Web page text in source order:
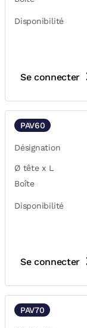
Disponibilité
Se connecter
PAV60
Désignation
Ø tête x L
Boîte
Disponibilité
Se connecter
PAV70